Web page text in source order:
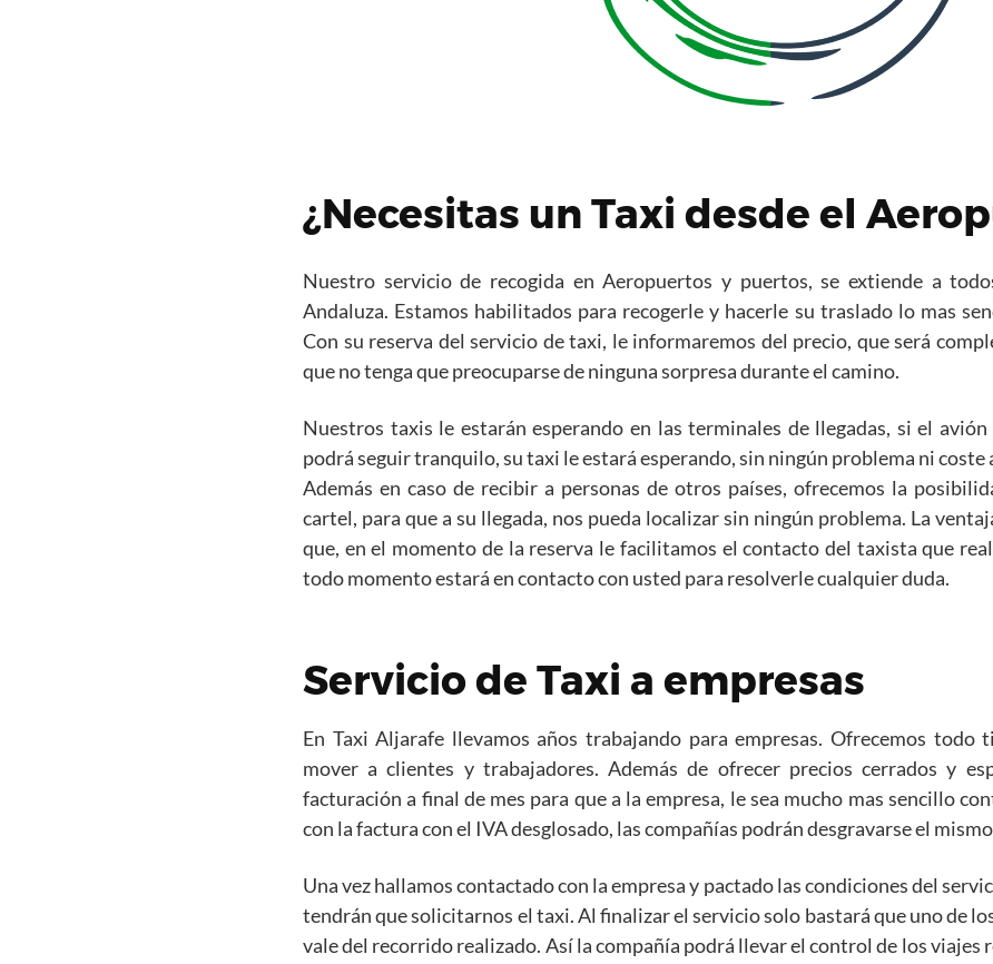
¿Necesitas un Taxi desde el
Nuestro servicio de recogida en Aeropuertos y puertos, se extiende a
Andaluza. Estamos habilitados para recogerle y hacerle su traslado lo mas
Con su reserva del servicio de taxi, le informaremos del precio, que será
que no tenga que preocuparse de ninguna sorpresa durante el camino.
Nuestros taxis le estarán esperando en las terminales de llegadas, si el
podrá seguir tranquilo, su taxi le estará esperando, sin ningún problema ni coste
Además en caso de recibir a personas de otros países, ofrecemos la
cartel, para que a su llegada, nos pueda localizar sin ningún problema. La
que, en el momento de la reserva le facilitamos el contacto del taxista que
todo momento estará en contacto con usted para resolverle cualquier duda.
Servicio de Taxi a empresas
En Taxi Aljarafe llevamos años trabajando para empresas. Ofrecemos todo
mover a clientes y trabajadores. Además de ofrecer precios cerrados y
facturación a final de mes para que a la empresa, le sea mucho mas sencillo
con la factura con el IVA desglosado, las compañías podrán desgravarse el
Una vez hallamos contactado con la empresa y pactado las condiciones del
tendrán que solicitarnos el taxi. Al finalizar el servicio solo bastará que uno de
vale del recorrido realizado. Así la compañía podrá llevar el control de los viajes